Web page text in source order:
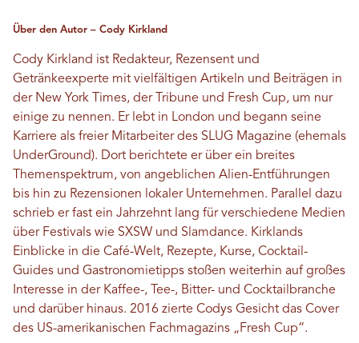
Über den Autor – Cody Kirkland
Cody Kirkland ist Redakteur, Rezensent und
Getränkeexperte mit vielfältigen Artikeln und Beiträgen in
der New York Times, der Tribune und Fresh Cup, um nur
einige zu nennen. Er lebt in London und begann seine
Karriere als freier Mitarbeiter des SLUG Magazine (ehemals
UnderGround). Dort berichtete er über ein breites
Themenspektrum, von angeblichen Alien-Entführungen
bis hin zu Rezensionen lokaler Unternehmen. Parallel dazu
schrieb er fast ein Jahrzehnt lang für verschiedene Medien
über Festivals wie SXSW und Slamdance. Kirklands
Einblicke in die Café-Welt, Rezepte, Kurse, Cocktail-
Guides und Gastronomietipps stoßen weiterhin auf großes
Interesse in der Kaffee-, Tee-, Bitter- und Cocktailbranche
und darüber hinaus. 2016 zierte Codys Gesicht das Cover
des US-amerikanischen Fachmagazins „Fresh Cup“.